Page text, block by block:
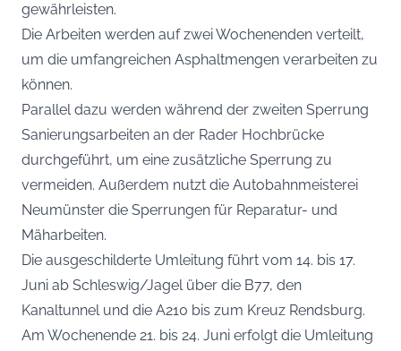
gewährleisten.
Die Arbeiten werden auf zwei Wochenenden verteilt,
um die umfangreichen Asphaltmengen verarbeiten zu
können.
Parallel dazu werden während der zweiten Sperrung
Sanierungsarbeiten an der Rader Hochbrücke
durchgeführt, um eine zusätzliche Sperrung zu
vermeiden. Außerdem nutzt die Autobahnmeisterei
Neumünster die Sperrungen für Reparatur- und
Mäharbeiten.
Die ausgeschilderte Umleitung führt vom 14. bis 17.
Juni ab Schleswig/Jagel über die B77, den
Kanaltunnel und die A210 bis zum Kreuz Rendsburg.
Am Wochenende 21. bis 24. Juni erfolgt die Umleitung